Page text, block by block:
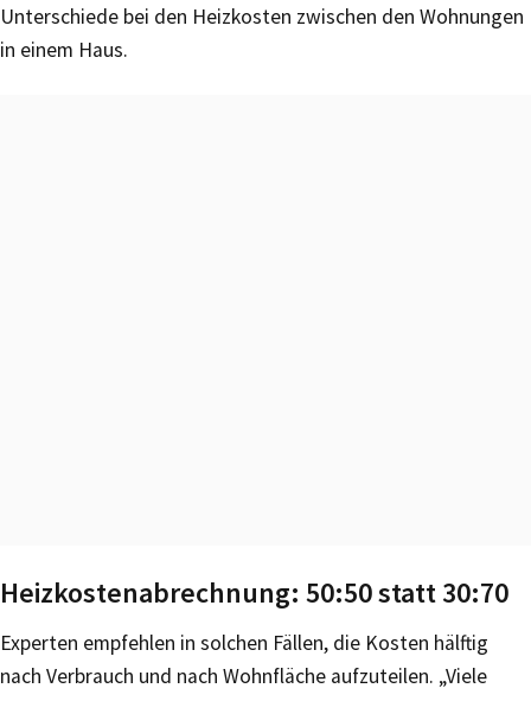
Unterschiede bei den Heizkosten zwischen den Wohnungen
in einem Haus.
Heizkostenabrechnung: 50:50 statt 30:70
Experten empfehlen in solchen Fällen, die Kosten hälftig
nach Verbrauch und nach Wohnfläche aufzuteilen. „Viele